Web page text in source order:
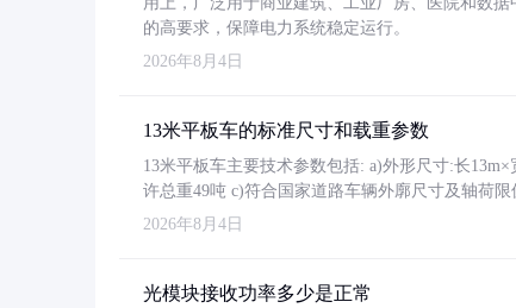
的高要求，保障电力系统稳定运行。
2026年8月4日
13米平板车的标准尺寸和载重参数
13米平板车主要技术参数包括: a)外形尺寸:长
许总重49吨 c)符合国家道路车辆外廓尺寸及轴荷限
2026年8月4日
光模块接收功率多少是正常